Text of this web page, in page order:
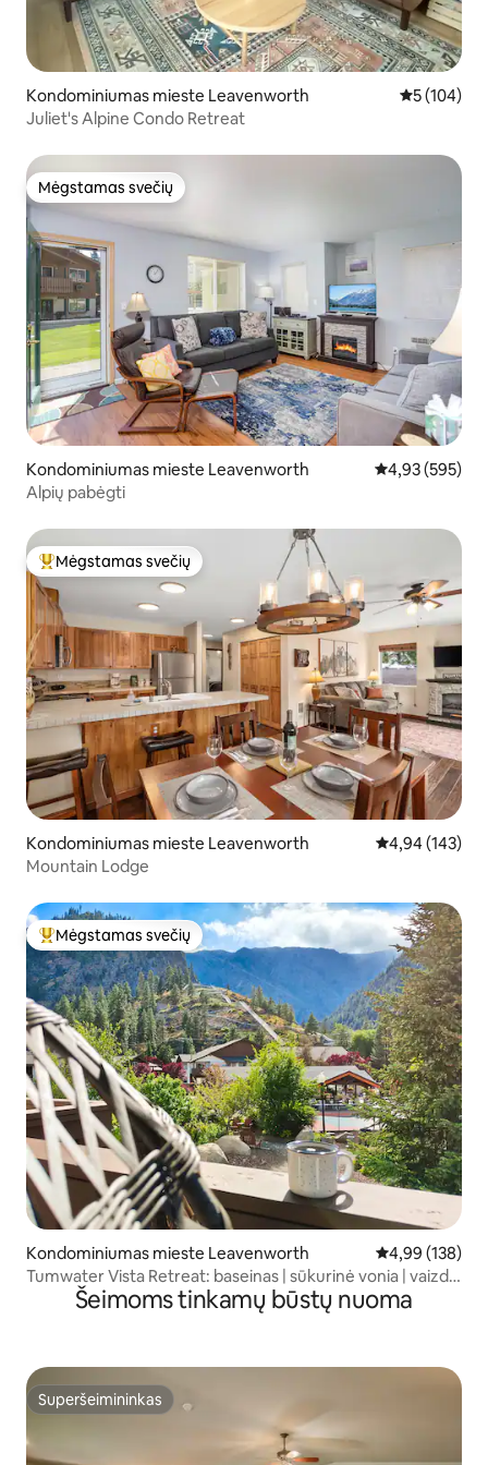
Kondominiumas mieste Leavenworth Vidutinis
5 (104)
Juliet's Alpine Condo Retreat
Mėgstamas svečių
Mėgstamas svečių
Kondominiumas mieste Leavenworth Vidutinis
4,93 (595)
Alpių pabėgti
Svečių mėgstamiausias
Mėgstamas svečių
Kondominiumas mieste Leavenworth Vidutinis
4,94 (143)
Mountain Lodge
Svečių mėgstamiausias
Mėgstamas svečių
Kondominiumas mieste Leavenworth Vidutinis
4,99 (138)
Tumwater Vista Retreat: baseinas | sūkurinė vonia | vaizdai
į kalnusŠeimoms tinkamų būstų nuoma
Superšeimininkas
Superšeimininkas